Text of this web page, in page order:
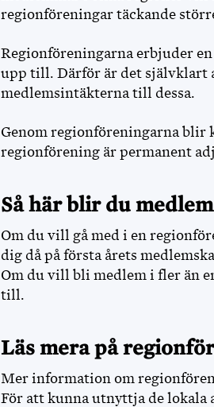
regionföreningar täckande
Regionföreningarna erbjuder
upp till. Därför är det självklart
medlemsintäkterna till dessa.
Genom regionföreningarna blir
regionförening är permanent
Så här blir du medlem
Om du vill gå med i en
dig då på första årets
Om du vill bli medlem i fler än
till.
Läs mera på
Mer information om
För att kunna utnyttja de lokala